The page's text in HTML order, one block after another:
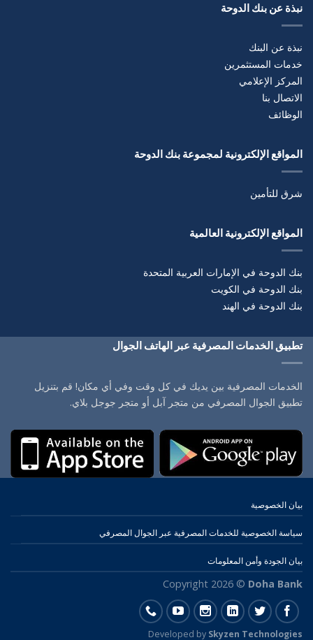
نبذة عن بنك الدوحة
نبذة عن البنك
خدمات المستثمرين
المركز الإعلامي
الاتصال بنا
الوظائف
المواقع الإلكترونية لمجموعة بنك الدوحة
شرق للتأمين
المواقع الإلكترونية العالمية
بنك الدوحة في الإمارات العربية المتحدة
بنك الدوحة في الكويت
بنك الدوحة في الهند
تطبيق الخدمات المصرفية عبر الهاتف الجوال
الخدمات المصرفية بين يديك في كل وقت وفي أي مكان! قم بتنزيل
تطبيق الجوال المصرفي من متجر آبل أو متجر جوجل بلاي.
بيان الخصوصية
سياسة الخصوصية للخدمات المصرفية عبر الجوال المصرفي
بيان الجودة وأمن المعلومات
Copyright 2026 © Doha Bank
Developed by Skyzen Technologies